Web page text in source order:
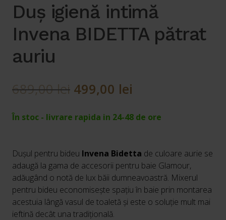
Duș igienă intimă
Invena BIDETTA pătrat
auriu
689,00lei Prețul
fost:
689,00 lei.
499,00 lei
499,00 lei.
În stoc - livrare rapida in 24-48 de ore
Dușul pentru bideu Invena Bidetta de culoare aurie se
adaugă la gama de accesorii pentru baie Glamour,
adăugând o notă de lux băii dumneavoastră. Mixerul
pentru bideu economisește spațiu în baie prin montarea
acestuia lângă vasul de toaletă și este o soluție mult mai
ieftină decât una tradițională.